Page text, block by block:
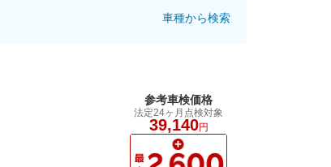
車種から検索
参考車検価格
法定24ヶ月点検対象
39,140円